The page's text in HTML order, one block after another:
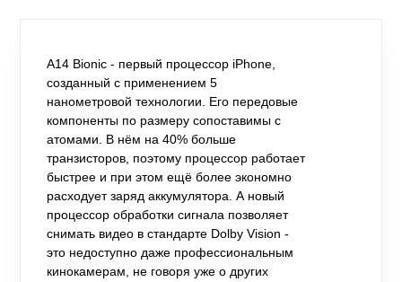
A14 Bionic - первый процессор iPhone,
созданный с применением 5
нанометровой технологии. Его передовые
компоненты по размеру сопоставимы с
атомами. В нём на 40% больше
транзисторов, поэтому процессор работает
быстрее и при этом ещё более экономно
расходует заряд аккумулятора. А новый
процессор обработки сигнала позволяет
снимать видео в стандарте Dolby Vision -
это недоступно даже профессиональным
кинокамерам, не говоря уже о других